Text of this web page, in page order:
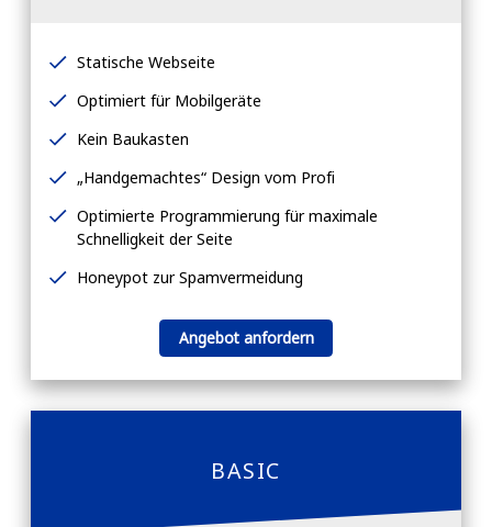
Statische Webseite
Optimiert für Mobilgeräte
Kein Baukasten
„Handgemachtes“ Design vom Profi
Optimierte Programmierung für maximale
Schnelligkeit der Seite
Honeypot zur Spamvermeidung
Angebot anfordern
BASIC